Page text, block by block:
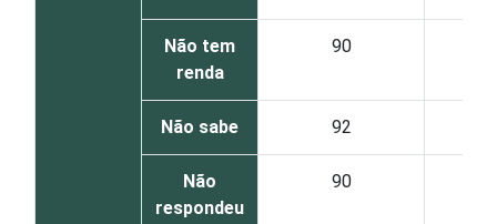
Não tem
renda
90
Não sabe 92
Não
respondeu
90